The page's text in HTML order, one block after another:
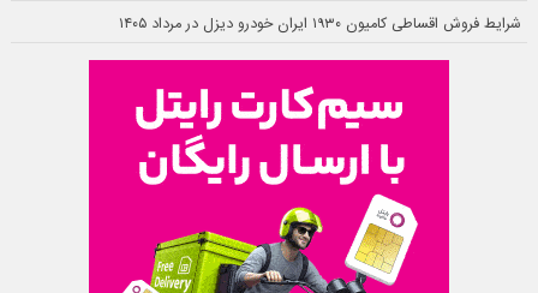
شرایط فروش اقساطی کامیون ۱۹۳۰ ایران خودرو دیزل در مرداد ۱۴۰۵